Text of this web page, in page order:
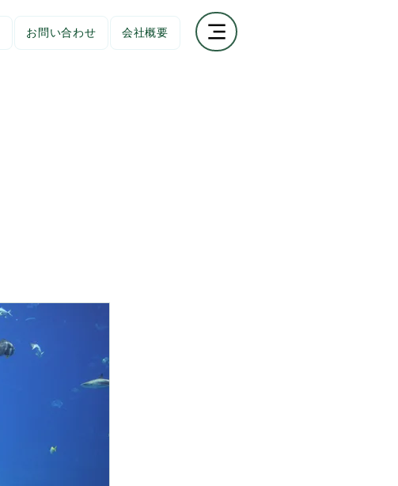
お問い合わせ 会社概要